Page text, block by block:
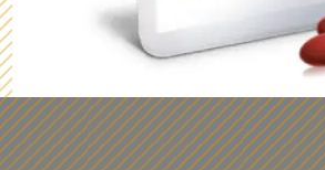
Z našich dárečků
přecházet